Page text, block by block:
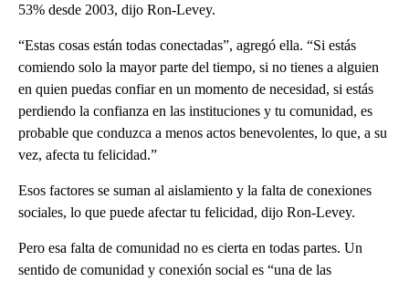
53% desde 2003, dijo Ron-Levey.
“Estas cosas están todas conectadas”, agregó ella. “Si estás
comiendo solo la mayor parte del tiempo, si no tienes a alguien
en quien puedas confiar en un momento de necesidad, si estás
perdiendo la confianza en las instituciones y tu comunidad, es
probable que conduzca a menos actos benevolentes, lo que, a su
vez, afecta tu felicidad.”
Esos factores se suman al aislamiento y la falta de conexiones
sociales, lo que puede afectar tu felicidad, dijo Ron-Levey.
Pero esa falta de comunidad no es cierta en todas partes. Un
sentido de comunidad y conexión social es “una de las